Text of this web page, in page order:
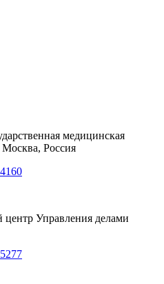
медицинская
Россия
Управления делами